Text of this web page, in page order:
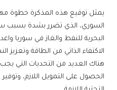
يمثل توقيع هذه المذكرة خطوة
السوري، الذي تضرر بشدة بسبب
البحرية للنفط والغاز في سوريا
الاكتفاء الذاتي من الطاقة وتعزيز
هناك العديد من التحديات التي
الحصول على التمويل اللازم، وتوفير